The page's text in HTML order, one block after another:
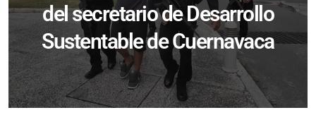
del secretario de Desarrollo
Sustentable de Cuernavaca